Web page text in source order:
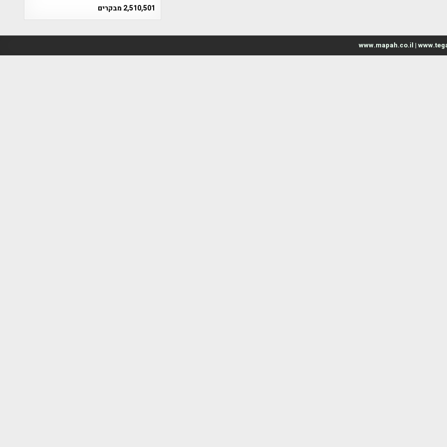
2,510,501 מבקרים